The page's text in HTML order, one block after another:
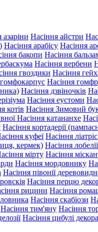
азаріни Насіння айстри
Насіння арабісу Насіння
бакопи Насіння
Насіння вербени
гвоздики Насіння
Насіння
Насіння дзвіночків
Насіння еустоми
котів Насіння Зимовий
Насіння катананхе
Насіння кортадерії
куфеї Насіння ліатріс
кермек) Насіння лобелії
мірту Насіння
Насіння мордовнику
Насіння півонії
Насіння перцю
рицини Насіння
Насіння скабіози
Насіння тим'яну Насіння
Насіння цибулі